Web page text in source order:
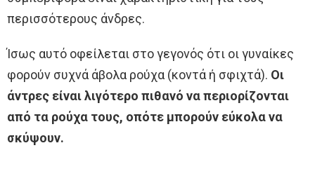
περισσότερους άνδρες.
Ίσως αυτό οφείλεται στο γεγονός ότι οι γυναίκες
φορούν συχνά άβολα ρούχα (κοντά ή σφιχτά). Οι
άντρες είναι λιγότερο πιθανό να περιορίζονται
από τα ρούχα τους, οπότε μπορούν εύκολα να
σκύψουν.